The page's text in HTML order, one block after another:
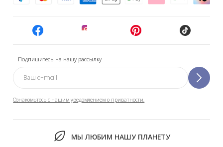
Подпишитесь на нашу рассылку
Ознакомьтесь с нашим уведомлением о приватности.
МЫ ЛЮБИМ НАШУ ПЛАНЕТУ